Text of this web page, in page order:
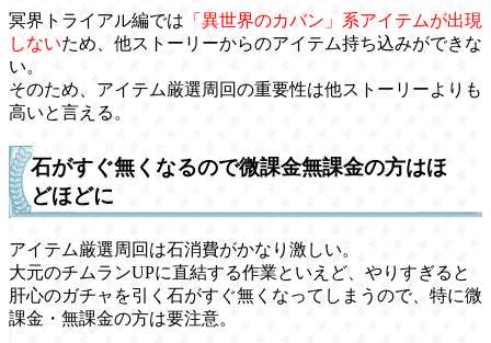
冥界トライアル編では 「異世界のカバン」系アイテムが出現
しないため、他ストーリーからのアイテム持ち込みができな
い。
そのため、アイテム厳選周回の重要性は他ストーリーよりも
高いと言える。
石がすぐ無くなるので微課金無課金の方はほ
どほどに
アイテム厳選周回は石消費がかなり激しい。
大元のチムランUPに直結する作業といえど、やりすぎると
肝心のガチャを引く石がすぐ無くなってしまうので、特に微
課金・無課金の方は要注意。